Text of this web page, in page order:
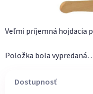
Veľmi príjemná hojdacia
Položka bola
Dostupnosť